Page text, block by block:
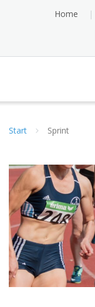
Home
Start Sprint